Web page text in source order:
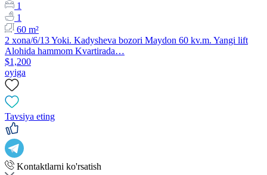
1
1
60 m²
2 xona/6/13 Yoki. Kadysheva bozori Maydon 60 kv.m. Yangi lift
Alohida hammom Kvartirada…
$1,200
oyiga
Tavsiya eting
Kontaktlarni ko'rsatish